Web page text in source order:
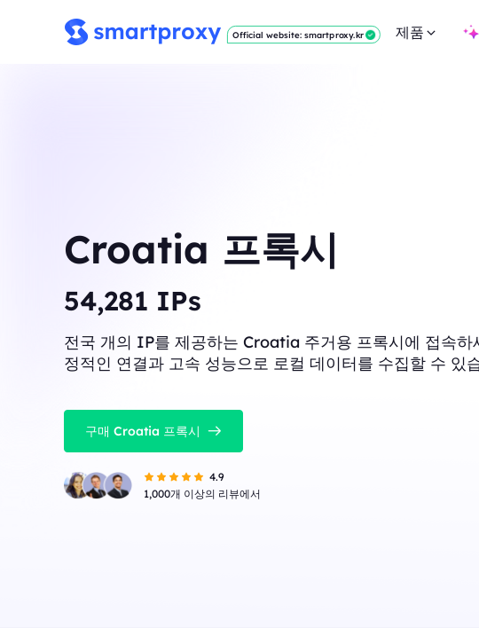
Official website: smartproxy.kr 제품
Croatia 프록시
54,688 IPs
전국 개의 IP를 제공하는 Croatia 주거용 프록시에 접속하
정적인 연결과 고속 성능으로 로컬 데이터를 수집할 수 있
구매 Croatia 프록시
4.9
1,000개 이상의 리뷰에서